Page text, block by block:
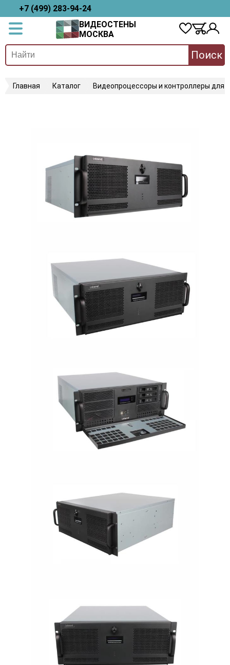
+7 (499) 283-94-24
ВИДЕОСТЕНЫ
МОСКВА
Поиск
Главная Каталог Видеопроцессоры и контроллеры для